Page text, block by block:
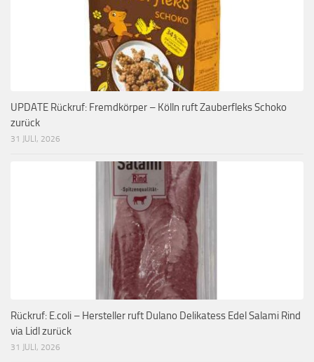
UPDATE Rückruf: Fremdkörper – Kölln ruft Zauberfleks Schoko
zurück
31 JULI, 2026
Rückruf: E.coli – Hersteller ruft Dulano Delikatess Edel Salami Rind
via Lidl zurück
31 JULI, 2026